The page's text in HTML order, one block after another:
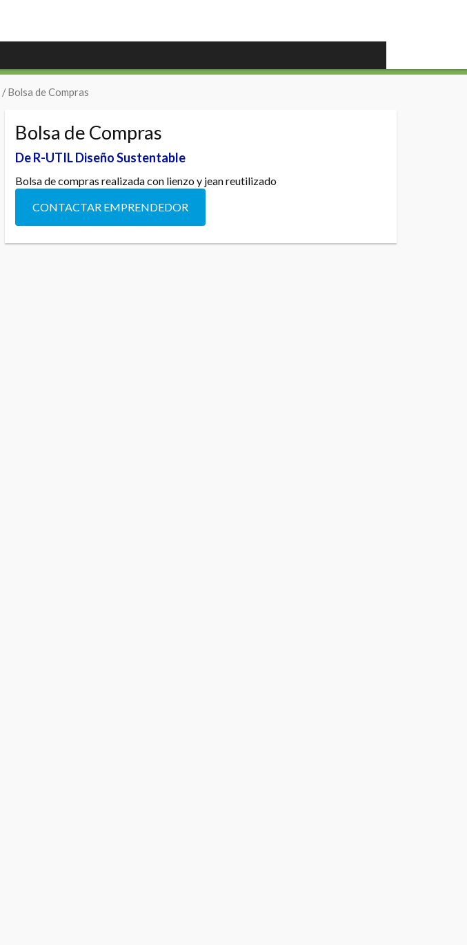
/ Bolsa de Compras
Bolsa de Compras
De R-UTIL Diseño Sustentable
Bolsa de compras realizada con lienzo y jean reutilizado
CONTACTAR EMPRENDEDOR